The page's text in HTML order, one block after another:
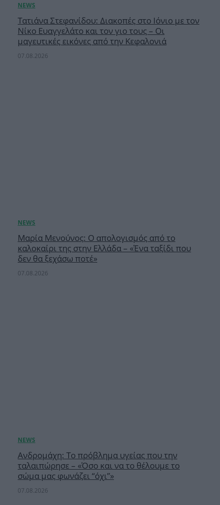
Τατιάνα Στεφανίδου: Διακοπές στο Ιόνιο με τον
Νίκο Ευαγγελάτο και τον γιο τους – Οι
μαγευτικές εικόνες από την Κεφαλονιά
07.08.2026
Μαρία Μενούνος: Ο απολογισμός από το
καλοκαίρι της στην Ελλάδα – «Ένα ταξίδι που
δεν θα ξεχάσω ποτέ»
07.08.2026
Ανδρομάχη: Το πρόβλημα υγείας που την
ταλαιπώρησε – «Όσο και να το θέλουμε το
σώμα μας φωνάζει “όχι”»
07.08.2026